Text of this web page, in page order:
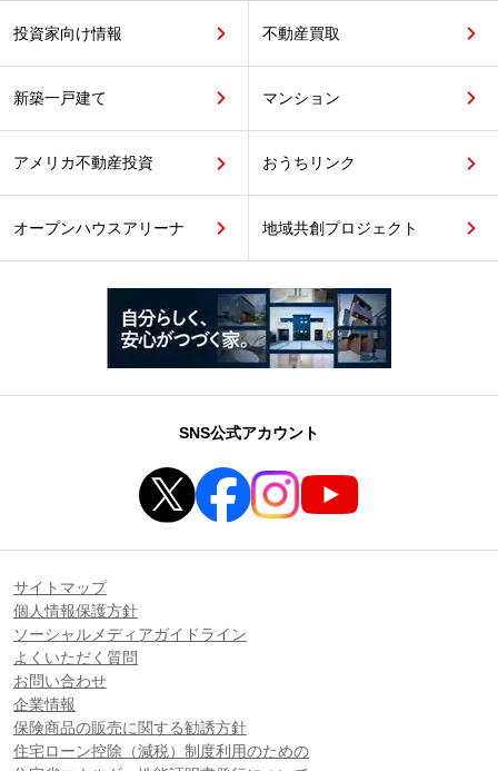
投資家向け情報 不動産買取
新築一戸建て マンション
アメリカ不動産投資 おうちリンク
オープンハウスアリーナ 地域共創プロジェクト
SNS公式アカウント
サイトマップ
個人情報保護方針
ソーシャルメディアガイドライン
よくいただく質問
お問い合わせ
企業情報
保険商品の販売に関する勧誘方針
住宅ローン控除（減税）制度利用のための